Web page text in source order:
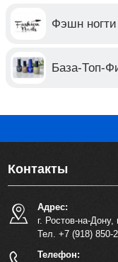
Фэшн
База-Топ-
Контакты
Адрес:
г. Ростов-на-
Тел. +7 (918) 850-
Телефон: